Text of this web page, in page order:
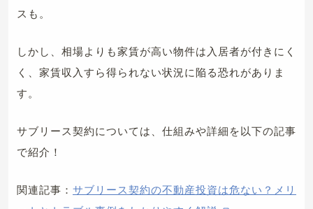
スも。
しかし、相場よりも家賃が高い物件は入居者が付きにく
く、家賃収入すら得られない状況に陥る恐れがありま
す。
サブリース契約については、仕組みや詳細を以下の記事
で紹介！
関連記事： サブリース契約の不動産投資は危ない？メリ